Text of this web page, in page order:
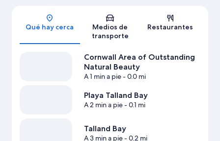
Sección del mapa
Qué hay cerca
Medios de
transporte
Restaurantes
Cornwall Area of Outstanding
Natural Beauty
A 1 min a pie- 0.0 mi
Playa Talland Bay
A 2 min a pie- 0.1 mi
Talland Bay
A 3 min a pie- 0.2 mi